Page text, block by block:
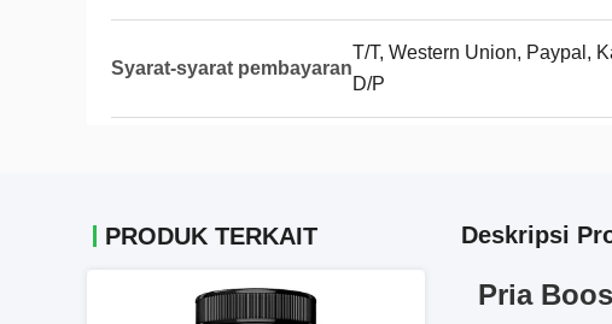
Syarat-syarat pembayaran
T/T, Western Union, Paypal,
D/P
PRODUK TERKAIT Deskripsi
Pria